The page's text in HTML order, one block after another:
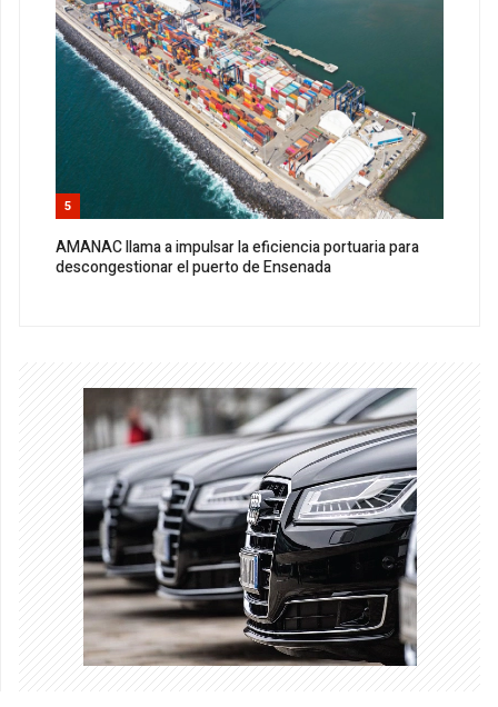
5
AMANAC llama a impulsar la eficiencia portuaria para
descongestionar el puerto de Ensenada